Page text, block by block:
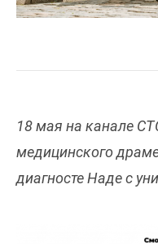
18 мая на канале
медицинского
диагносте Наде с